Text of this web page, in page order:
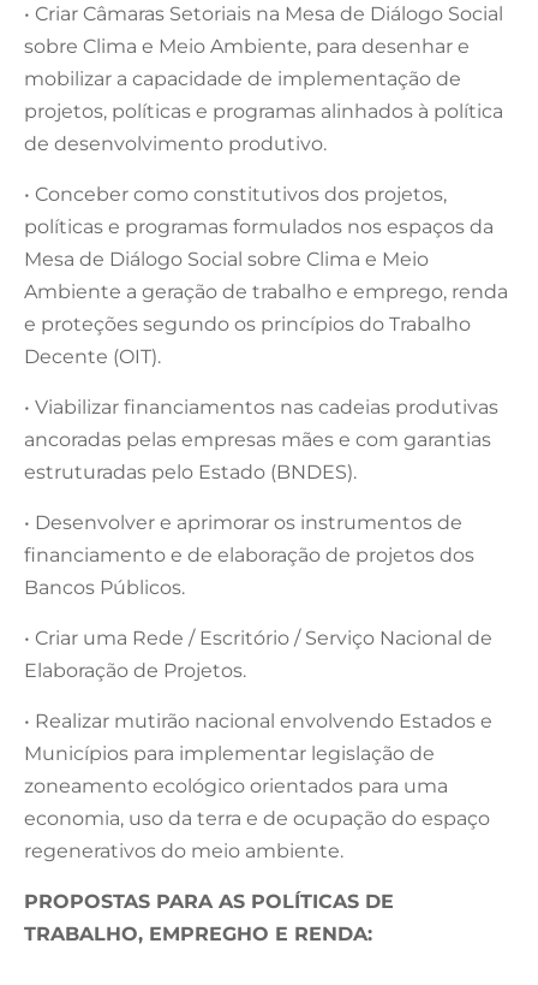
• Criar Câmaras Setoriais na Mesa de Diálogo Social
sobre Clima e Meio Ambiente, para desenhar e
mobilizar a capacidade de implementação de
projetos, políticas e programas alinhados à política
de desenvolvimento produtivo.
• Conceber como constitutivos dos projetos,
políticas e programas formulados nos espaços da
Mesa de Diálogo Social sobre Clima e Meio
Ambiente a geração de trabalho e emprego, renda
e proteções segundo os princípios do Trabalho
Decente (OIT).
• Viabilizar financiamentos nas cadeias produtivas
ancoradas pelas empresas mães e com garantias
estruturadas pelo Estado (BNDES).
• Desenvolver e aprimorar os instrumentos de
financiamento e de elaboração de projetos dos
Bancos Públicos.
• Criar uma Rede / Escritório / Serviço Nacional de
Elaboração de Projetos.
• Realizar mutirão nacional envolvendo Estados e
Municípios para implementar legislação de
zoneamento ecológico orientados para uma
economia, uso da terra e de ocupação do espaço
regenerativos do meio ambiente.
PROPOSTAS PARA AS POLÍTICAS DE
TRABALHO, EMPREGHO E RENDA: